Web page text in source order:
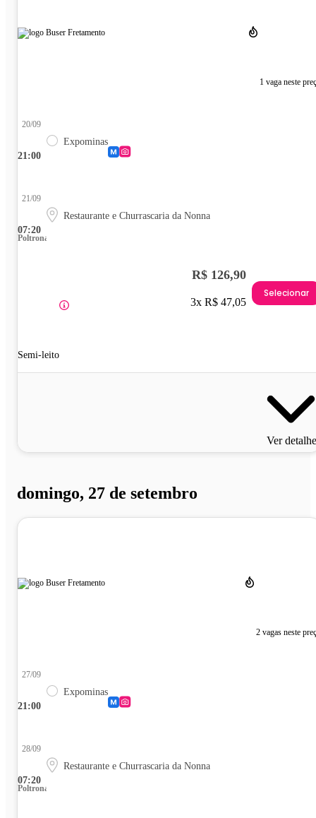
1 vaga neste
21:00
20/09
Expominas
07:20
21/09
Restaurante e Churrascaria da Nonna
Poltrona
Semi-leito
R$ 126,90
3x R$ 47,05
Selecionar
Ver
domingo, 27 de setembro
2 vagas neste
21:00
27/09
Expominas
07:20
28/09
Restaurante e Churrascaria da Nonna
Poltrona